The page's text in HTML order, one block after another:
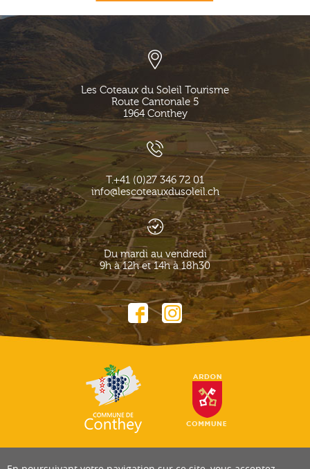
Les Coteaux du Soleil Tourisme
Route Cantonale 5
1964 Conthey
T.+41 (0)27 346 72 01
info@lescoteauxdusoleil.ch
Du mardi au vendredi
9h à 12h et 14h à 18h30